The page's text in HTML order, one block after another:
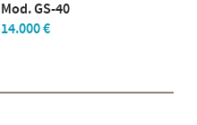
Mod. GS-40
14.000 €